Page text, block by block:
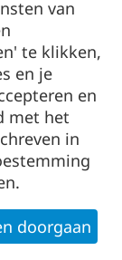
van
te klikken,
en je
en
met het
in
doorgaan